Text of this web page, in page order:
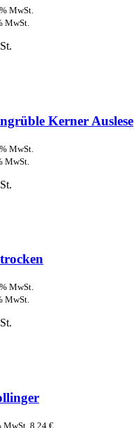
MwSt.
MwSt.
Kerner Auslese
MwSt.
MwSt.
MwSt.
MwSt.
8,24 €